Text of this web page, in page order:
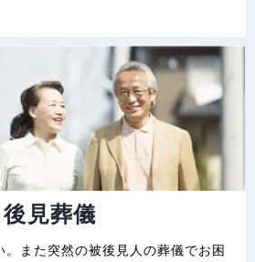
後見葬儀
また突然の被後見人の葬儀でお困